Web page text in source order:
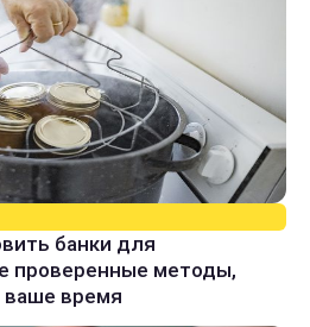
банки для
проверенные методы,
ваше время